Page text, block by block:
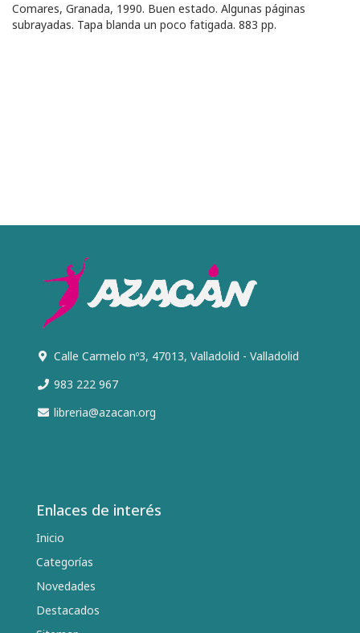
Comares, Granada, 1990. Buen estado. Algunas páginas
subrayadas. Tapa blanda un poco fatigada. 883 pp.
Calle Carmelo nº3, 47013, Valladolid - Valladolid
983 222 967
libreria@azacan.org
Enlaces de interés
Inicio
Categorías
Novedades
Destacados